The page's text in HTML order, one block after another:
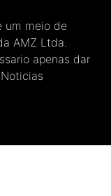
um meio de
AMZ Ltda.
apenas dar